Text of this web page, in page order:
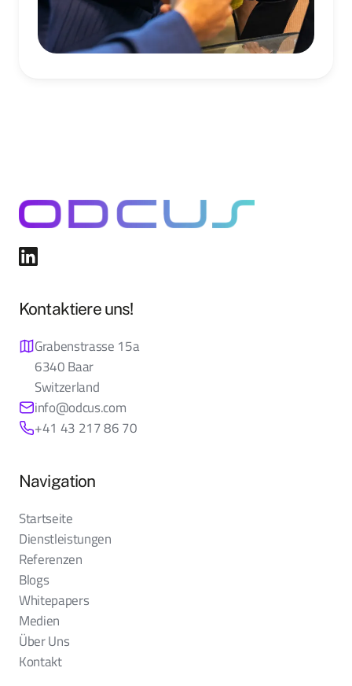
Kontaktiere uns!
Grabenstrasse 15a
6340 Baar
Switzerland
info@odcus.com
+41 43 217 86 70
Navigation
Startseite
Dienstleistungen
Referenzen
Blogs
Whitepapers
Medien
Über Uns
Kontakt